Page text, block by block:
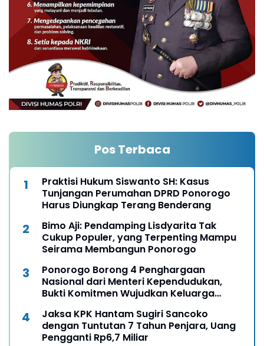
Pos Terbaca
Praktisi Hukum Siswanto SH: Kasus
Tunjangan Perumahan DPRD Ponorogo
Harus Diungkap Terang Benderang
Bimo Aji: Pendamping Lisdyarita Tak
Cukup Populer, yang Terpenting Mampu
Seirama Membangun Ponorogo
Ponorogo Borong 4 Penghargaan
Nasional dari Menteri Kependudukan,
Bukti Komitmen Wujudkan Keluarga
Jaksa KPK Hantam Sugiri Sancoko
dengan Tuntutan 7 Tahun Penjara, Uang
Pengganti Rp6,7 Miliar